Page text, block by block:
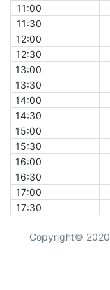
11:00
11:30
12:00
12:30
13:00
13:30
14:00
14:30
15:00
15:30
16:00
16:30
17:00
17:30
Copyright© 2020